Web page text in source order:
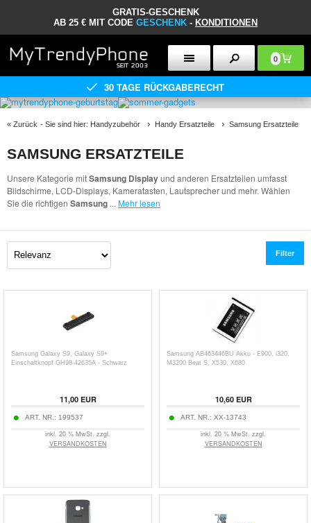
GRATIS-GESCHENK
AB 25 € MIT CODE GESCHENK - KONDITIONEN
0
30 TAGE RÜCKGABERECHT
« Zurück - Sie sind hier: Handyzubehör Handy Ersatzteile Samsung Ersatzteile
SAMSUNG ERSATZTEILE
Unsere Kategorie mitSamsung Displayund anderen Ersatzteilen umfasst
Bildschirme, LCD-Displays, Kameratasten, Lautsprecher und mehr. Wählen
Sie die richtigen Samsung ... Mehr lesen
Filter
Samsung Galaxy S9, Galaxy S9+
Einschaltknopf GH98-42635A - Schwarz
11,00EUR
ART. NR.: 199537
inkl. 20 % MwSt. zzgl.
VERSANDKOSTEN
Samsung AB463446BU Akku - E900, i320,
M3200 Beat S, X530, X680
10,60EUR
ART. NR.: XX-13743
inkl. 20 % MwSt. zzgl.
VERSANDKOSTEN